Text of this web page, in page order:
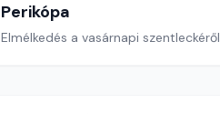
Perikópa
Elmélkedés a vasárnapi szentleckéről